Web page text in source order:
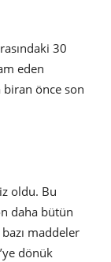
30
eden
biran önce son
oldu. Bu
daha bütün
maddeler
dönük